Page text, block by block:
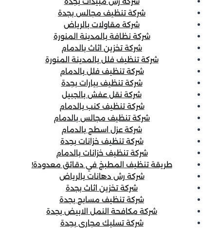
شركة تنظيف مجالس بجدة
شركة مقاولات بالرياض
شركة نظافة بالمدينة المنورة
شركة تخزين اثاث بالدمام
شركة تنظيف فلل بالمدينة المنورة
شركة تنظيف فلل بالدمام
شركة تنظيف بيارات بجدة
شركة نقل عفش بالجبيل
شركة تنظيف كنب بالدمام
شركة تنظيف مجالس بالدمام
شركة عزل اسطح بالدمام
شركة تنظيف خزانات بجدة
شركة تنظيف خزانات بالدمام
طريقة تنظيف المطبخ في دقائق معدودة!
شركة رش دهانات بالرياض
شركة تخزين اثاث بجدة
شركة تنظيف مسابح بجدة
شركة مكافحة النمل الابيض بجدة
شركة تسليك مجارى بجدة